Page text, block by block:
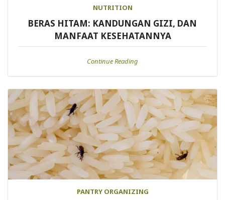
NUTRITION
BERAS HITAM: KANDUNGAN GIZI, DAN
MANFAAT KESEHATANNYA
Continue Reading
PANTRY ORGANIZING